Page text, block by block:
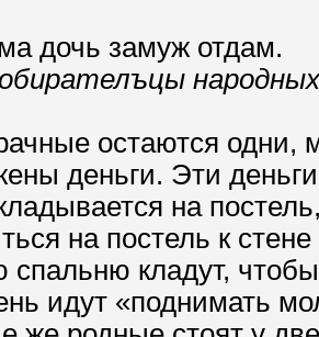
дочь замуж отдам.
остаются одни,
деньги. Эти
на
на постель к
спальню кладут,
идут «поднимать